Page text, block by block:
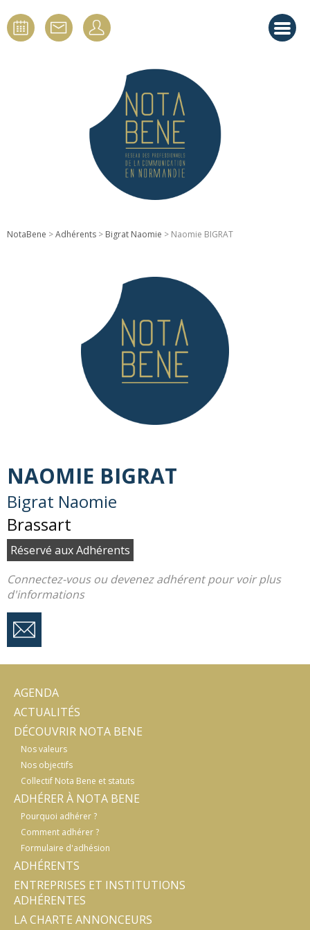
NotaBene >Adhérents > Bigrat Naomie > Naomie BIGRAT
NAOMIE BIGRAT
Bigrat Naomie
Brassart
Réservé aux Adhérents
Connectez-vous ou devenez adhérent pour voir plus
d'informations
AGENDA
ACTUALITÉS
DÉCOUVRIR NOTA BENE
Nos valeurs
Nos objectifs
Collectif Nota Bene et statuts
ADHÉRER À NOTA BENE
Pourquoi adhérer ?
Comment adhérer ?
Formulaire d'adhésion
ADHÉRENTS
ENTREPRISES ET INSTITUTIONS
ADHÉRENTES
LA CHARTE ANNONCEURS